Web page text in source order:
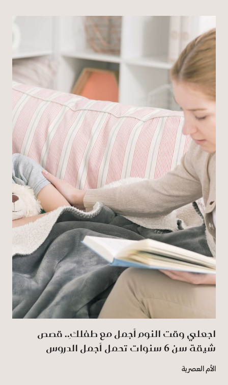
اجعلي وقت النوم أجمل مع طفلكِ.. قصص
شيقة سن 6 سنوات تحمل أجمل الدروس
الأم العصرية